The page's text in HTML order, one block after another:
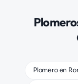
Plomeroen